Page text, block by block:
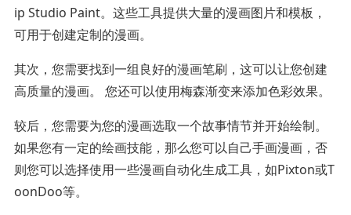
ip Studio Paint。这些工具提供大量的漫画图片和模板，
可用于创建定制的漫画。
其次，您需要找到一组良好的漫画笔刷，这可以让您创建
高质量的漫画。 您还可以使用梅森渐变来添加色彩效果。
较后，您需要为您的漫画选取一个故事情节并开始绘制。
如果您有一定的绘画技能，那么您可以自己手画漫画，否
则您可以选择使用一些漫画自动化生成工具，如Pixton或T
oonDoo等。